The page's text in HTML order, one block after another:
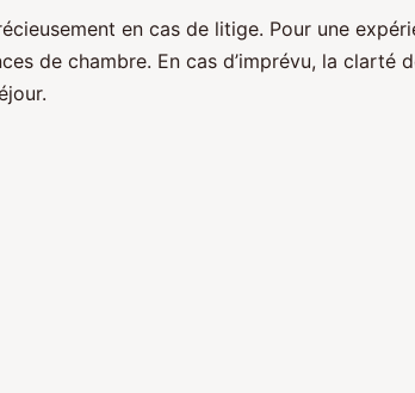
en cas de litige. Pour une
de chambre. En cas d’imprévu, la clarté